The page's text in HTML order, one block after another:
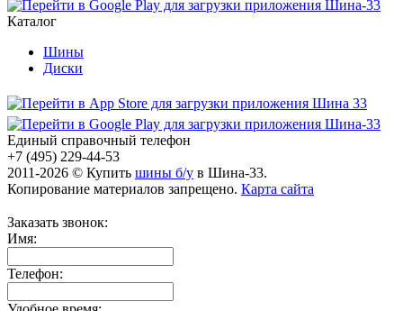
Каталог
Шины
Диски
Единый справочный телефон
+7 (495) 229-44-53
2011-2026 © Купить шины б/у в Шина-33.
Копирование материалов запрещено. Карта сайта
Заказать звонок:
Имя:
Телефон: